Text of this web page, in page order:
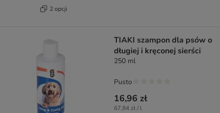
2 opcji
TIAKI szampon dla psów o
długiej i kręconej sierści
250 ml
16,96 zł
67,84 zł / l
Pusto